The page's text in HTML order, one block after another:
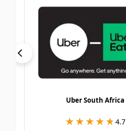
Uber South Africa
★★★★★
★★★★★ 4.7